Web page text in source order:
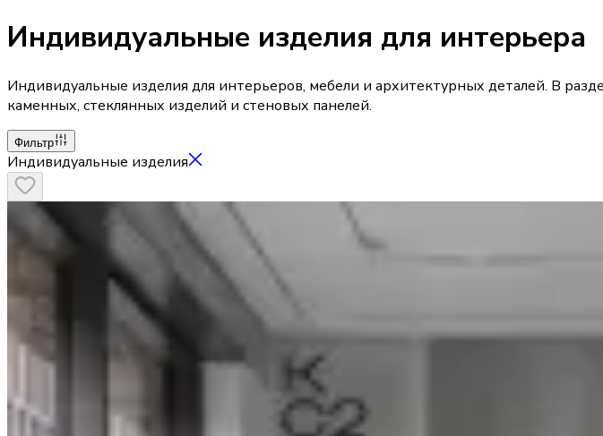
Индивидуальные изделия для интерьера
Индивидуальные изделия для интерьеров, мебели и архитектурных деталей. В
каменных, стеклянных изделий и стеновых панелей.
Фильтр
Индивидуальные изделия